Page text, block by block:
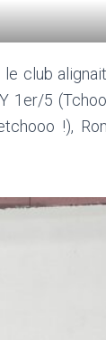
club
5
!),